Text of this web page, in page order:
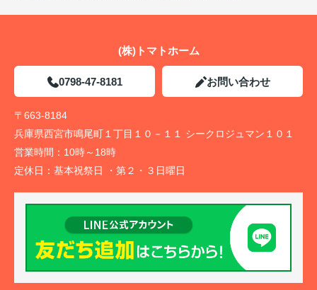
(株)トマトホーム
0798-47-8181 お問い合わせ
〒663-8184
兵庫県西宮市鳴尾町１丁目１０－１１ シークロジュマン１０１
営業時間： 10時～18時
定休日： 基本祝祭日 ・第２・３日曜日